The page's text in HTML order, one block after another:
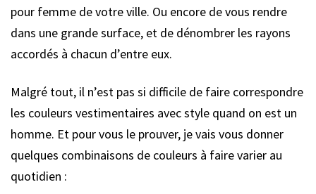
pour femme de votre ville. Ou encore de vous rendre
dans une grande surface, et de dénombrer les rayons
accordés à chacun d’entre eux.
Malgré tout, il n’est pas si difficile de faire correspondre
les couleurs vestimentaires avec style quand on est un
homme. Et pour vous le prouver, je vais vous donner
quelques combinaisons de couleurs à faire varier au
quotidien :